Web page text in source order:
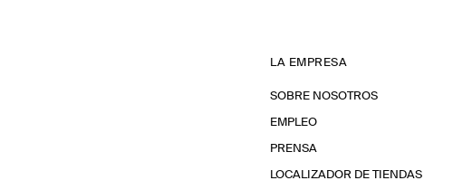
LA EMPRESA
SOBRE NOSOTROS
EMPLEO
PRENSA
LOCALIZADOR DE TIENDAS